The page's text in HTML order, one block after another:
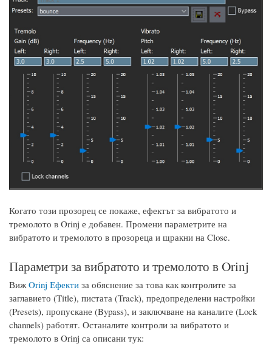
Когато този прозорец се покаже, ефектът за вибратото и
тремолото в Orinj е добавен. Промени параметрите на
вибратото и тремолото в прозореца и щракни на Close.
Параметри за вибратото и тремолото в Orinj
Виж Orinj Ефекти за обяснение за това как контролите за
заглавието (Title), пистата (Track), предопределени настройки
(Presets), пропускане (Bypass), и заключване на каналите (Lock
channels) работят. Останалите контроли за вибратото и
тремолото в Orinj са описани тук: